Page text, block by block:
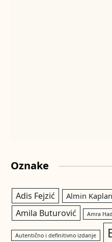
Oznake
Adis Fejzić Almin Kaplan
Amila Buturović Amra
Autentično i definitivno izdanje